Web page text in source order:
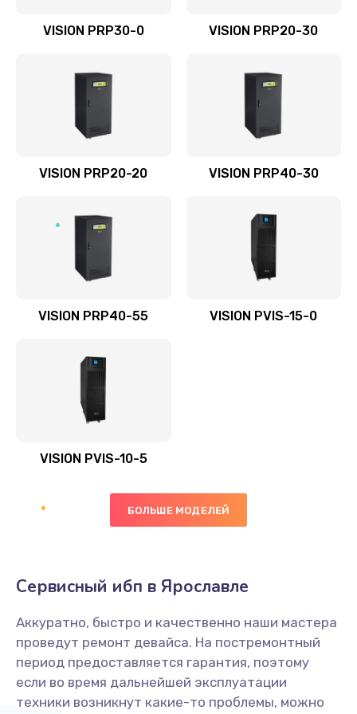
VISION PRP30-0 VISION PRP20-30
VISION PRP20-20 VISION PRP40-30
VISION PRP40-55 VISION PVIS-15-0
VISION PVIS-10-5
БОЛЬШЕ МОДЕЛЕЙ
Сервисный ибп в Ярославле
Аккуратно, быстро и качественно наши мастера
проведут ремонт девайса. На постремонтный
период предоставляется гарантия, поэтому
если во время дальнейшей эксплуатации
техники возникнут какие-то проблемы, можно